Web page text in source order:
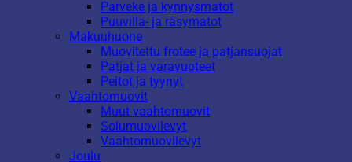
Parveke ja kynnysmatot
Puuvilla- ja räsymatot
Makuuhuone
Muovitettu frotee ja patjansuojat
Patjat ja varavuoteet
Peitot ja tyynyt
Vaahtomuovit
Muut vaahtomuovit
Solumuovilevyt
Vaahtomuovilevyt
Joulu